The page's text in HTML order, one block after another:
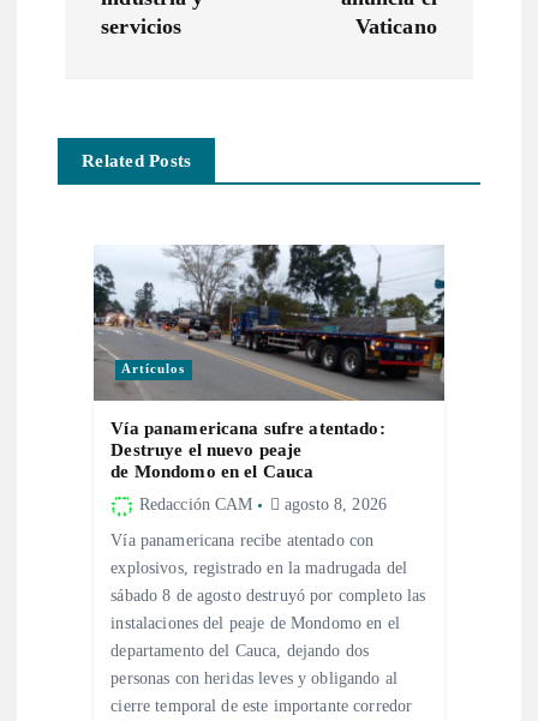
a
c
servicios
Vaticano
Related Posts
Artículos
Vía panamericana sufre atentado:
Destruye el nuevo peaje
de Mondomo en el Cauca
Redacción CAM agosto 8, 2026
Vía panamericana recibe atentado con
explosivos, registrado en la madrugada del
sábado 8 de agosto destruyó por completo las
instalaciones del peaje de Mondomo en el
departamento del Cauca, dejando dos
personas con heridas leves y obligando al
cierre temporal de este importante corredor